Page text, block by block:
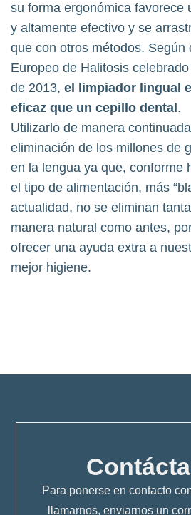
su forma ergonómica favorece
y altamente efectivo y se
que con otros métodos. Según
Europeo de Halitosis
de 2013, el limpiador lingual
eficaz que un cepillo dental .
Utilizarlo de manera
eliminación de los millones de
en la lengua ya que, conforme
el tipo de alimentación, más
actualidad, no se eliminan
manera natural como antes,
ofrecer una ayuda extra a
mejor higiene.
Para ponerse en contacto
llamarnos, enviarnos un